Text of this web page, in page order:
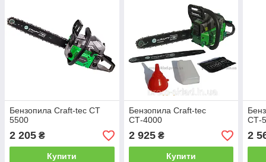
Бензопила Craft-teс СТ
5500
2 205 ₴
Купити
Бензопила Craft-teс
СТ-4000
2 925₴
Купити
СТ-
2